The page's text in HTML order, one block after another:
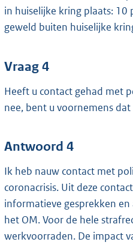
in huiselijke kring plaats: 10
geweld buiten huiselijke
Vraag 4
Heeft u contact gehad met
nee, bent u voornemens
Antwoord 4
Ik heb nauw contact met
coronacrisis. Uit deze
informatieve gesprekken
het OM. Voor de hele
werkvoorraden. De impact